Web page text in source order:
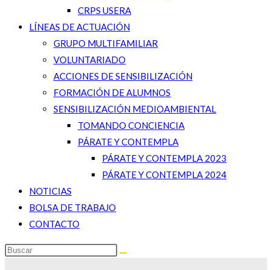
CRPS USERA
LÍNEAS DE ACTUACIÓN
GRUPO MULTIFAMILIAR
VOLUNTARIADO
ACCIONES DE SENSIBILIZACIÓN
FORMACIÓN DE ALUMNOS
SENSIBILIZACIÓN MEDIOAMBIENTAL
TOMANDO CONCIENCIA
PÁRATE Y CONTEMPLA
PÁRATE Y CONTEMPLA 2023
PÁRATE Y CONTEMPLA 2024
NOTICIAS
BOLSA DE TRABAJO
CONTACTO